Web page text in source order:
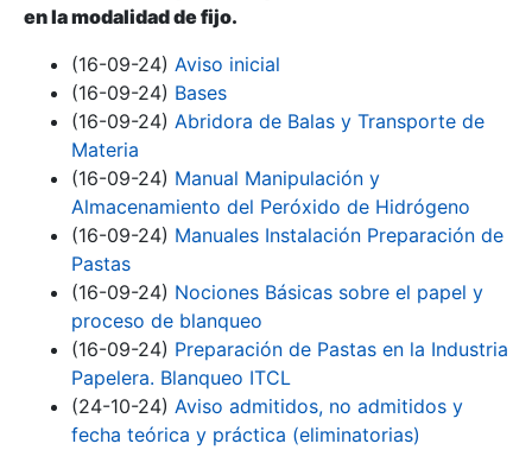
Mostrar/Ocultar
en la modalidad de fijo.
(16-09-24) Aviso inicial
(16-09-24) Bases
(16-09-24) Abridora de Balas y Transporte de
Materia
(16-09-24) Manual Manipulación y
Almacenamiento del Peróxido de Hidrógeno
(16-09-24) Manuales Instalación Preparación de
Pastas
(16-09-24) Nociones Básicas sobre el papel y
proceso de blanqueo
(16-09-24) Preparación de Pastas en la Industria
Papelera. Blanqueo ITCL
(24-10-24) Aviso admitidos, no admitidos y
fecha teórica y práctica (eliminatorias)